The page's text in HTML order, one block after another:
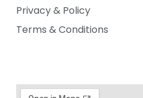
Privacy & Policy
Terms & Conditions